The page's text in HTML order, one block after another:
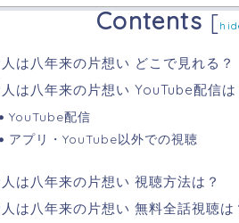
Contents [
は八年来の片想い どこで見れる？
は八年来の片想い YouTube配信は
YouTube配信
アプリ・YouTube以外での視聴
は八年来の片想い 視聴方法は？
は八年来の片想い 無料全話視聴は